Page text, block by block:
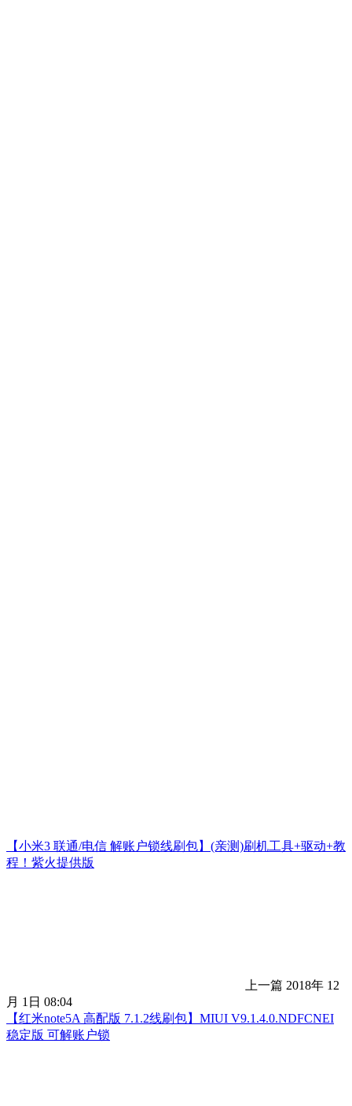
【小米3 联通/电信 解账户锁线刷包】(亲测)刷机工具+驱动+教
程！紫火提供版
上一篇 2018年 12
月 1日 08:04
【红米note5A 高配版 7.1.2线刷包】MIUI V9.1.4.0.NDFCNEI
稳定版 可解账户锁